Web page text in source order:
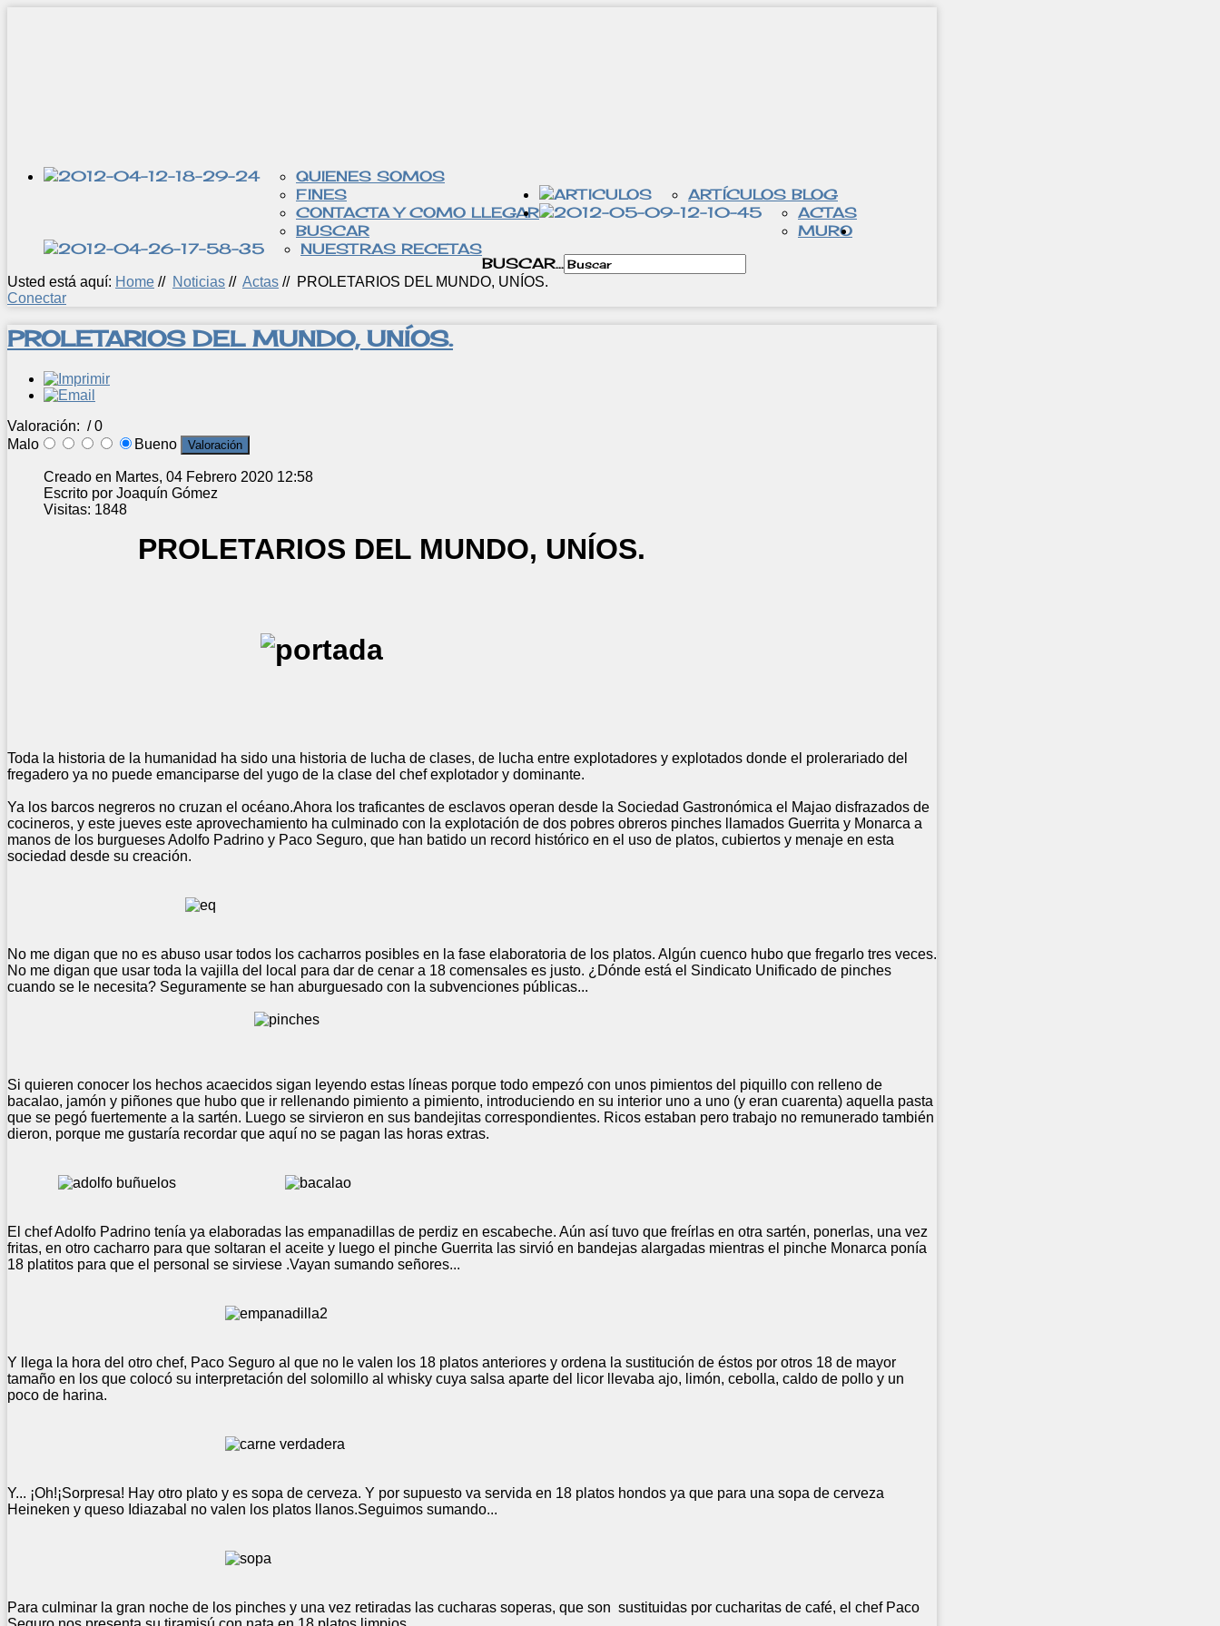
QUIENES SOMOS
FINES
CONTACTA Y COMO LLEGAR
BUSCAR
ARTÍCULOS BLOG
ACTAS
MURO
NUESTRAS RECETAS
BUSCAR...
Usted está aquí: Home // Noticias // Actas // PROLETARIOS DEL MUNDO, UNÍOS.
Conectar
PROLETARIOS DEL MUNDO, UNÍOS.
Valoración: / 0
Malo
Bueno
Creado en Martes, 04 Febrero 2020 12:58
Escrito por Joaquín Gómez
Visitas: 1848
PROLETARIOS DEL MUNDO, UNÍOS.
Toda la historia de la humanidad ha sido una historia de lucha de clases, de lucha entre explotadores y explotados donde el prolerariado del
fregadero ya no puede emanciparse del yugo de la clase del chef explotador y dominante.
Ya los barcos negreros no cruzan el océano.Ahora los traficantes de esclavos operan desde la Sociedad Gastronómica el Majao disfrazados de
cocineros, y este jueves este aprovechamiento ha culminado con la explotación de dos pobres obreros pinches llamados Guerrita y Monarca a
manos de los burgueses Adolfo Padrino y Paco Seguro, que han batido un record histórico en el uso de platos, cubiertos y menaje en esta
sociedad desde su creación.
No me digan que no es abuso usar todos los cacharros posibles en la fase elaboratoria de los platos. Algún cuenco hubo que fregarlo tres veces.
No me digan que usar toda la vajilla del local para dar de cenar a 18 comensales es justo. ¿Dónde está el Sindicato Unificado de pinches
cuando se le necesita? Seguramente se han aburguesado con la subvenciones públicas...
Si quieren conocer los hechos acaecidos sigan leyendo estas líneas porque todo empezó con unos pimientos del piquillo con relleno de
bacalao, jamón y piñones que hubo que ir rellenando pimiento a pimiento, introduciendo en su interior uno a uno (y eran cuarenta) aquella pasta
que se pegó fuertemente a la sartén. Luego se sirvieron en sus bandejitas correspondientes. Ricos estaban pero trabajo no remunerado también
dieron, porque me gustaría recordar que aquí no se pagan las horas extras.
El chef Adolfo Padrino tenía ya elaboradas las empanadillas de perdiz en escabeche. Aún así tuvo que freírlas en otra sartén, ponerlas, una vez
fritas, en otro cacharro para que soltaran el aceite y luego el pinche Guerrita las sirvió en bandejas alargadas mientras el pinche Monarca ponía
18 platitos para que el personal se sirviese .Vayan sumando señores...
Y llega la hora del otro chef, Paco Seguro al que no le valen los 18 platos anteriores y ordena la sustitución de éstos por otros 18 de mayor
tamaño en los que colocó su interpretación del solomillo al whisky cuya salsa aparte del licor llevaba ajo, limón, cebolla, caldo de pollo y un
poco de harina.
Y... ¡Oh!¡Sorpresa! Hay otro plato y es sopa de cerveza. Y por supuesto va servida en 18 platos hondos ya que para una sopa de cerveza
Heineken y queso Idiazabal no valen los platos llanos.Seguimos sumando...
Para culminar la gran noche de los pinches y una vez retiradas las cucharas soperas, que son sustituidas por cucharitas de café, el chef Paco